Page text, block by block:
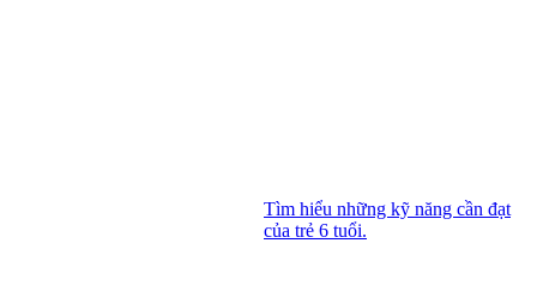
Tìm hiểu những kỹ năng cần đạt
của trẻ 6 tuổi.